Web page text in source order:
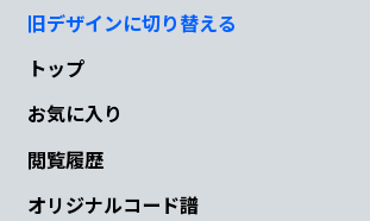
旧デザインに切り替える
トップ
お気に入り
閲覧履歴
オリジナルコード譜